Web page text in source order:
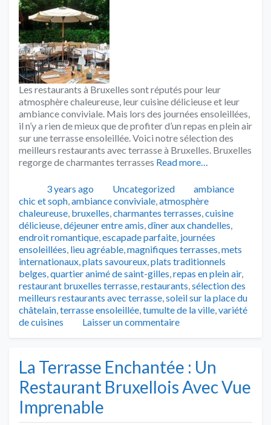
Les restaurants à Bruxelles sont réputés pour leur
atmosphère chaleureuse, leur cuisine délicieuse et leur
ambiance conviviale. Mais lors des journées ensoleillées,
il n’y a rien de mieux que de profiter d’un repas en plein air
sur une terrasse ensoleillée. Voici notre sélection des
meilleurs restaurants avec terrasse à Bruxelles. Bruxelles
regorge de charmantes terrasses Read more…
Publié3 years ago Catégories
Uncategorized Tags
ambiance
chic et soph,ambiance conviviale,atmosphère
chaleureuse, bruxelles,charmantes terrasses,cuisine
délicieuse,déjeuner entre amis,dîner aux chandelles,
endroit romantique,escapade parfaite, journées
ensoleillées, lieu agréable,magnifiques terrasses,mets
internationaux,plats savoureux,plats traditionnels
belges,quartier animé de saint-gilles,repas en plein air,
restaurant bruxelles terrasse,restaurants,sélection des
meilleurs restaurants avec terrasse,soleil sur la place du
châtelain,terrasse ensoleillée,tumulte de la ville,variété
de cuisines
Laisser un commentaire
La Terrasse Enchantée : Un
Restaurant Bruxellois Avec Vue
Imprenable